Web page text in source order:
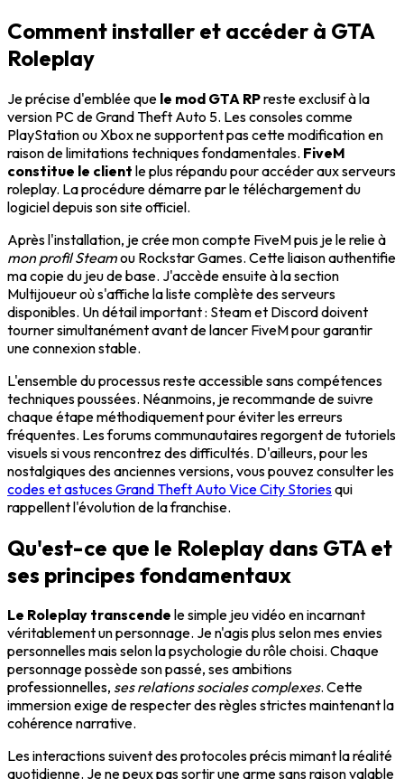
Comment installer et accéder à GTA
Roleplay
Je précise d'emblée que le mod GTA RPreste exclusif à la
version PC de Grand Theft Auto 5. Les consoles comme
PlayStation ou Xbox ne supportent pas cette modification en
raison de limitations techniques fondamentales. FiveM
constitue le client le plus répandu pour accéder aux serveurs
roleplay. La procédure démarre par le téléchargement du
logiciel depuis son site officiel.
Après l'installation, je crée mon compte FiveM puis je le relie à
mon profil Steamou Rockstar Games. Cette liaison authentifie
ma copie du jeu de base. J'accède ensuite à la section
Multijoueur où s'affiche la liste complète des serveurs
disponibles. Un détail important : Steam et Discord doivent
tourner simultanément avant de lancer FiveM pour garantir
une connexion stable.
L'ensemble du processus reste accessible sans compétences
techniques poussées. Néanmoins, je recommande de suivre
chaque étape méthodiquement pour éviter les erreurs
fréquentes. Les forums communautaires regorgent de tutoriels
visuels si vous rencontrez des difficultés. D'ailleurs, pour les
nostalgiques des anciennes versions, vous pouvez consulter les
codes et astuces Grand Theft Auto Vice City Storiesqui
rappellent l'évolution de la franchise.
Qu'est-ce que le Roleplay dans GTA et
ses principes fondamentaux
Le Roleplay transcende le simple jeu vidéo en incarnant
véritablement un personnage. Je n'agis plus selon mes envies
personnelles mais selon la psychologie du rôle choisi. Chaque
personnage possède son passé, ses ambitions
professionnelles, ses relations sociales complexes. Cette
immersion exige de respecter des règles strictes maintenant la
cohérence narrative.
Les interactions suivent des protocoles précis mimant la réalité
quotidienne. Je ne peux pas sortir une arme sans raison valable